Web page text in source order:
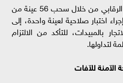
وأكد أن المعمل واصل دوره الرقابي من خلال سحب 56 عينة من
اختبار صلاحية لعينة واحدة، إلى
رخصة للاتجار بالمبيدات، للتأكد من الالتزام
لتداولها.
الآمنة للآفات